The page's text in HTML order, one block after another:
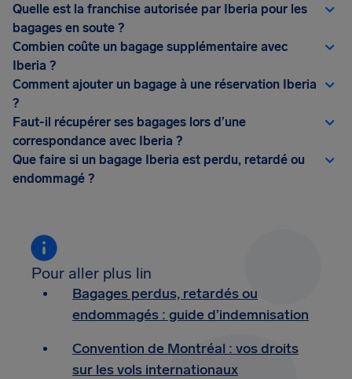
Quelle est la franchise autorisée par Iberia pour les
bagages en soute ?
Combien coûte un bagage supplémentaire avec
Iberia ?
Comment ajouter un bagage à une réservation Iberia
?
Faut-il récupérer ses bagages lors d’une
correspondance avec Iberia ?
Que faire si un bagage Iberia est perdu, retardé ou
endommagé ?
Pour aller plus lin
Bagages perdus, retardés ou
endommagés : guide d’indemnisation
Convention de Montréal : vos droits
sur les vols internationaux